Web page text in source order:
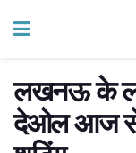
लखनऊ के ला
देओल आज से